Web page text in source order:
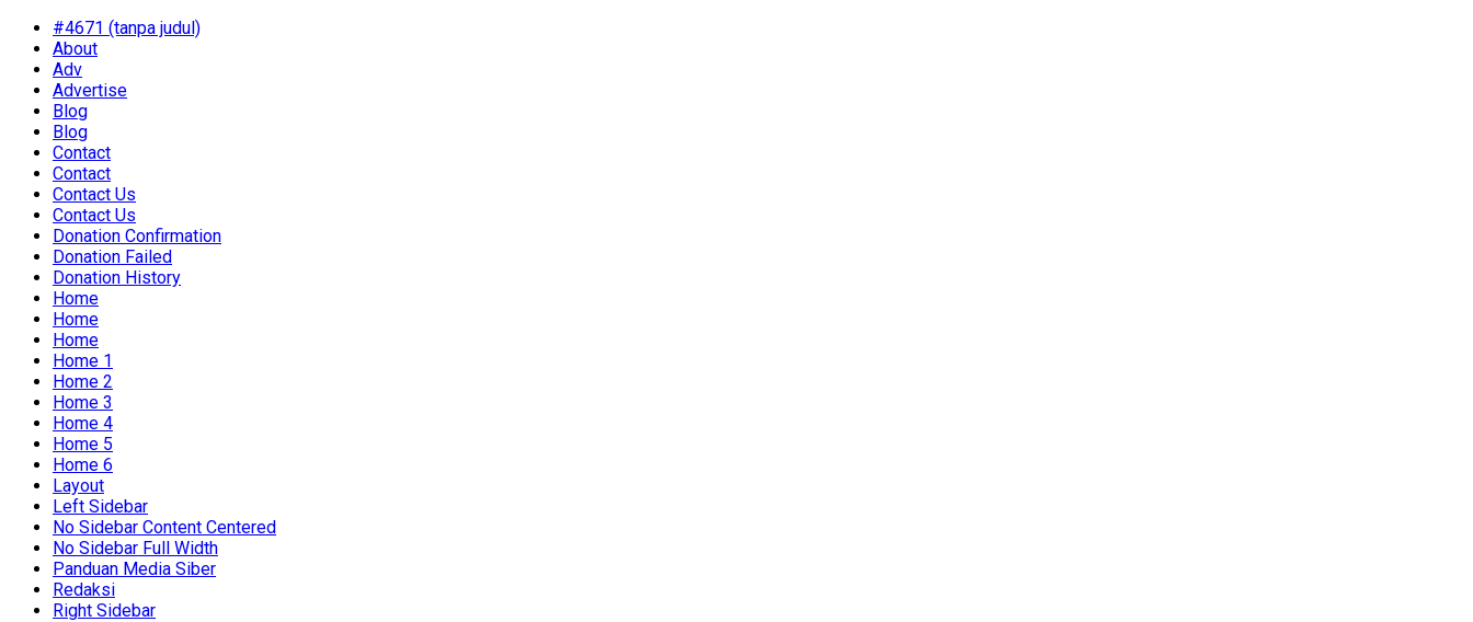
#4671 (tanpa judul)
About
Adv
Advertise
Blog
Blog
Contact
Contact
Contact Us
Contact Us
Donation Confirmation
Donation Failed
Donation History
Home
Home
Home
Home 1
Home 2
Home 3
Home 4
Home 5
Home 6
Layout
Left Sidebar
No Sidebar Content Centered
No Sidebar Full Width
Panduan Media Siber
Redaksi
Right Sidebar